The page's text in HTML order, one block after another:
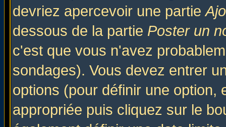
devriez apercevoir une partie
dessous de la partie Poster un
c'est que vous n'avez
sondages). Vous devez entrer
options (pour définir une option,
appropriée puis cliquez sur le